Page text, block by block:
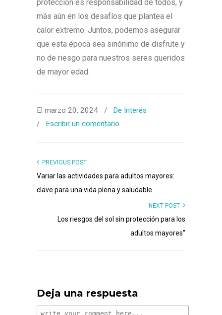
protección es responsabilidad de todos, y
más aún en los desafíos que plantea el
calor extremo. Juntos, podemos asegurar
que esta época sea sinónimo de disfrute y
no de riesgo para nuestros seres queridos
de mayor edad.
El marzo 20, 2024 /
De Interés
/ Escribir un comentario
PREVIOUS POST
Variar las actividades para adultos mayores:
clave para una vida plena y saludable
NEXT POST
Los riesgos del sol sin protección para los
adultos mayores"
Deja una respuesta